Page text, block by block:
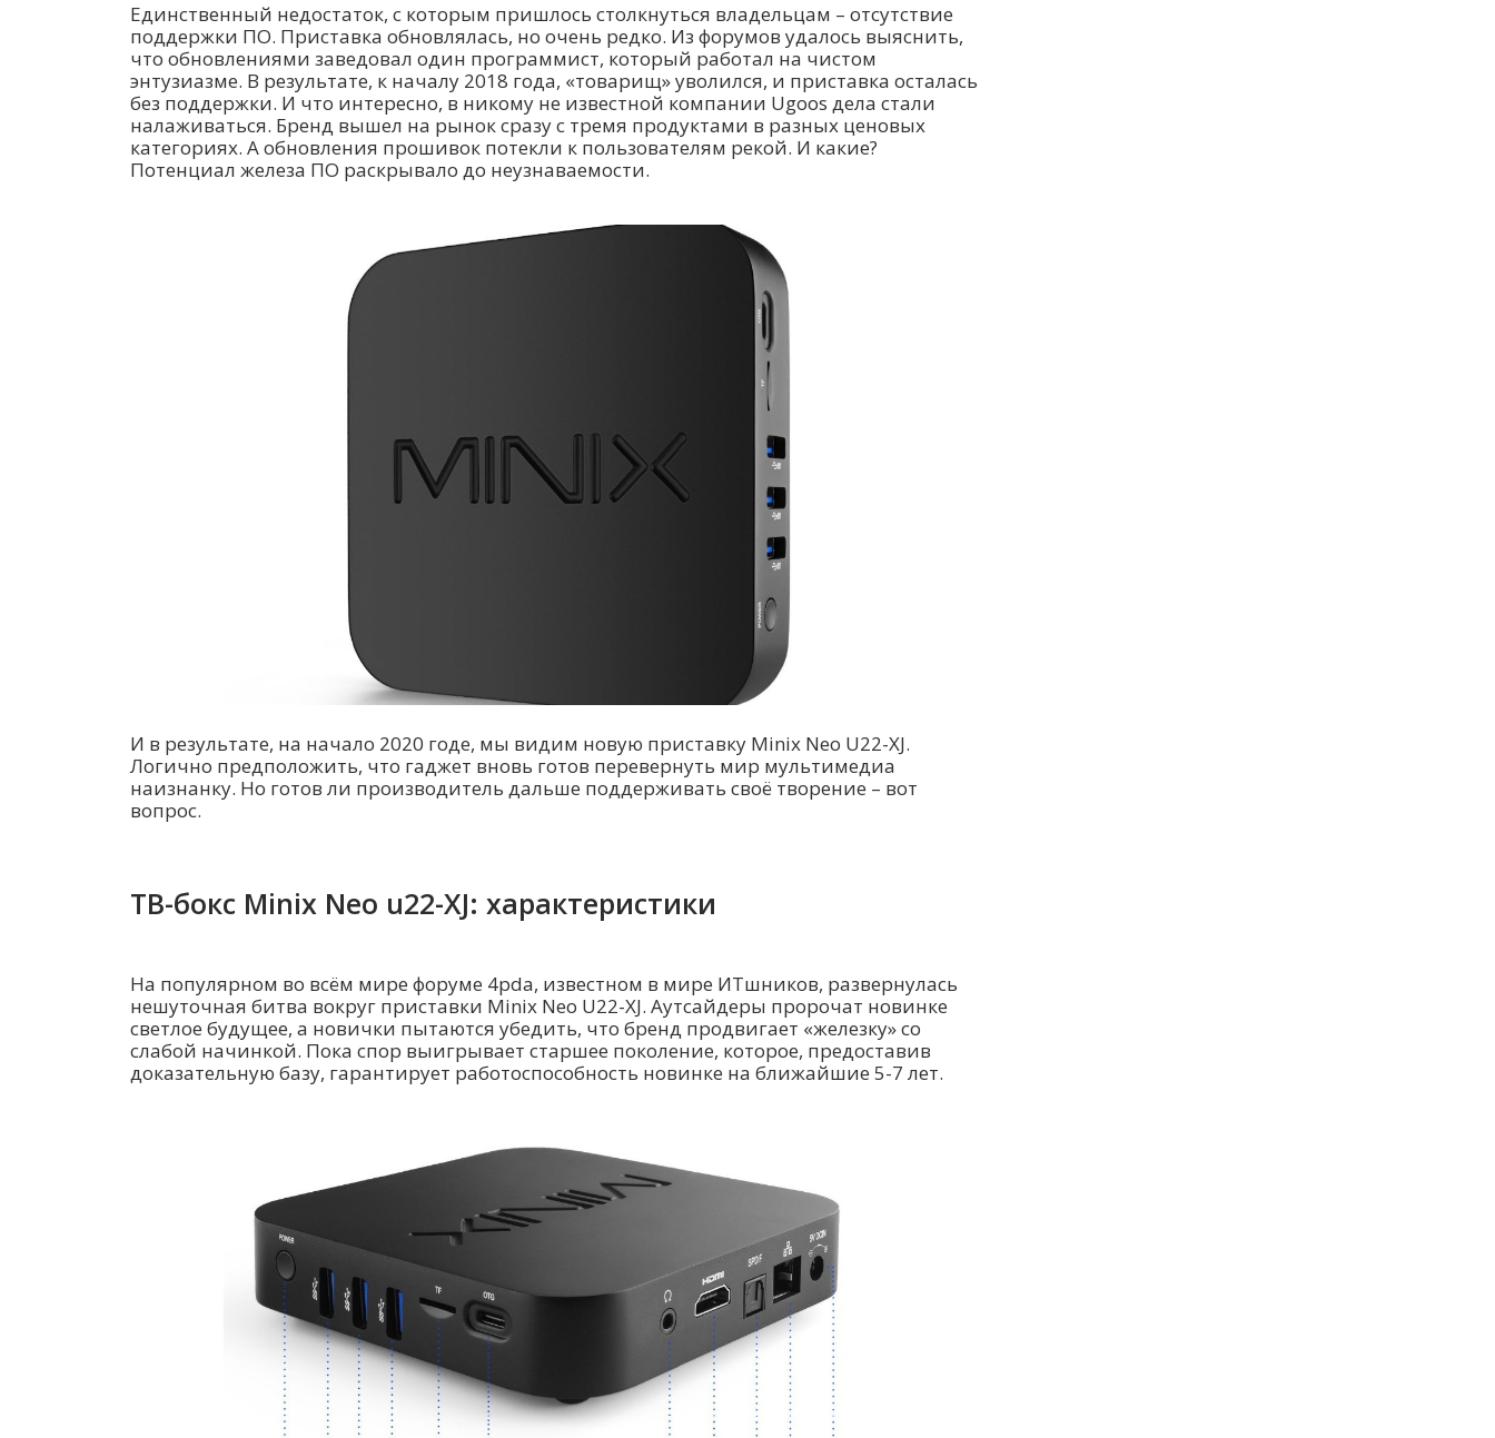
Единственный недостаток, с которым пришлось столкнуться владельцам – отсутствие
поддержки ПО. Приставка обновлялась, но очень редко. Из форумов удалось выяснить,
что обновлениями заведовал один программист, который работал на чистом
энтузиазме. В результате, к началу 2018 года, «товарищ» уволился, и приставка осталась
без поддержки. И что интересно, в никому не известной компании Ugoos дела стали
налаживаться. Бренд вышел на рынок сразу с тремя продуктами в разных ценовых
категориях. А обновления прошивок потекли к пользователям рекой. И какие?
Потенциал железа ПО раскрывало до неузнаваемости.
И в результате, на начало 2020 годе, мы видим новую приставку Minix Neo U22-XJ.
Логично предположить, что гаджет вновь готов перевернуть мир мультимедиа
наизнанку. Но готов ли производитель дальше поддерживать своё творение – вот
вопрос.
ТВ-бокс Minix Neo u22-XJ: характеристики
На популярном во всём мире форуме 4pda, известном в мире ИТшников, развернулась
нешуточная битва вокруг приставки Minix Neo U22-XJ. Аутсайдеры пророчат новинке
светлое будущее, а новички пытаются убедить, что бренд продвигает «железку» со
слабой начинкой. Пока спор выигрывает старшее поколение, которое, предоставив
доказательную базу, гарантирует работоспособность новинке на ближайшие 5-7 лет.